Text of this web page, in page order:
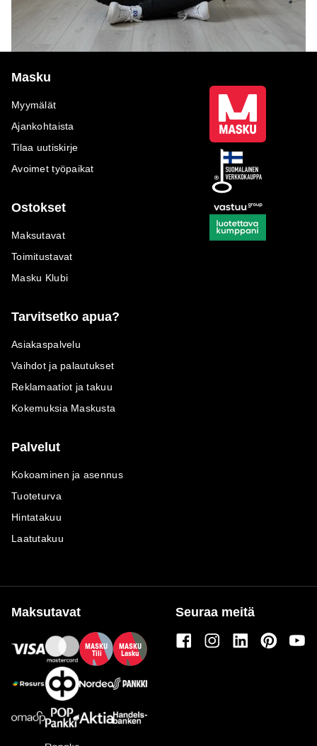
Masku
Myymälät
Ajankohtaista
Tilaa uutiskirje
Avoimet työpaikat
Ostokset
Maksutavat
Toimitustavat
Masku Klubi
Tarvitsetko apua?
Asiakaspalvelu
Vaihdot ja palautukset
Reklamaatiot ja takuu
Kokemuksia Maskusta
Palvelut
Kokoaminen ja asennus
Tuoteturva
Hintatakuu
Laatutakuu
Maksutavat
MASKU
Tili
MASKU
Lasku
Seuraa meitä